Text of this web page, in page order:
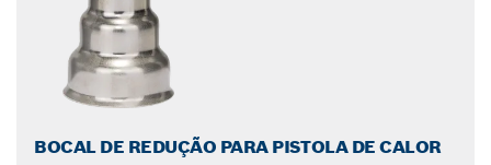
BOCAL DE REDUÇÃO PARA PISTOLA DE CALOR